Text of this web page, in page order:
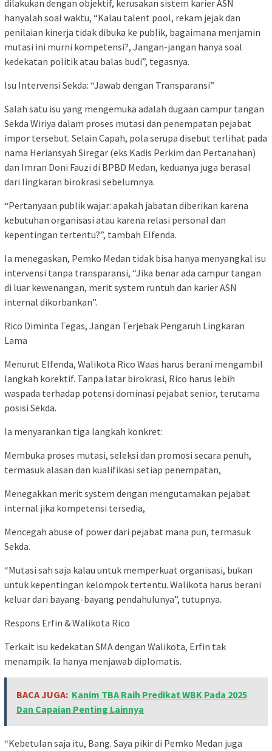
dilakukan dengan objektif, kerusakan sistem karier ASN
hanyalah soal waktu, “Kalau talent pool, rekam jejak dan
penilaian kinerja tidak dibuka ke publik, bagaimana menjamin
mutasi ini murni kompetensi?, Jangan-jangan hanya soal
kedekatan politik atau balas budi”, tegasnya.
Isu Intervensi Sekda: “Jawab dengan Transparansi”
Salah satu isu yang mengemuka adalah dugaan campur tangan
Sekda Wiriya dalam proses mutasi dan penempatan pejabat
impor tersebut. Selain Capah, pola serupa disebut terlihat pada
nama Heriansyah Siregar (eks Kadis Perkim dan Pertanahan)
dan Imran Doni Fauzi di BPBD Medan, keduanya juga berasal
dari lingkaran birokrasi sebelumnya.
“Pertanyaan publik wajar: apakah jabatan diberikan karena
kebutuhan organisasi atau karena relasi personal dan
kepentingan tertentu?”, tambah Elfenda.
Ia menegaskan, Pemko Medan tidak bisa hanya menyangkal isu
intervensi tanpa transparansi, “Jika benar ada campur tangan
di luar kewenangan, merit system runtuh dan karier ASN
internal dikorbankan”.
Rico Diminta Tegas, Jangan Terjebak Pengaruh Lingkaran
Lama
Menurut Elfenda, Walikota Rico Waas harus berani mengambil
langkah korektif. Tanpa latar birokrasi, Rico harus lebih
waspada terhadap potensi dominasi pejabat senior, terutama
posisi Sekda.
Ia menyarankan tiga langkah konkret:
Membuka proses mutasi, seleksi dan promosi secara penuh,
termasuk alasan dan kualifikasi setiap penempatan,
Menegakkan merit system dengan mengutamakan pejabat
internal jika kompetensi tersedia,
Mencegah abuse of power dari pejabat mana pun, termasuk
Sekda.
“Mutasi sah saja kalau untuk memperkuat organisasi, bukan
untuk kepentingan kelompok tertentu. Walikota harus berani
keluar dari bayang-bayang pendahulunya”, tutupnya.
Respons Erfin & Walikota Rico
Terkait isu kedekatan SMA dengan Walikota, Erfin tak
menampik. Ia hanya menjawab diplomatis.
BACA JUGA: Kanim TBA Raih Predikat WBK Pada 2025
Dan Capaian Penting Lainnya
“Kebetulan saja itu, Bang. Saya pikir di Pemko Medan juga